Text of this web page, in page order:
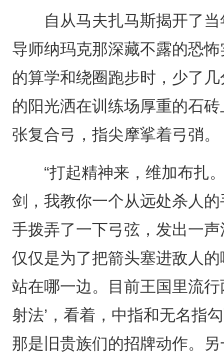
自从马夫扎马斯揭开了当
导师纳玛克那深藏不露的恐
的算学和绕圈跑步时，少了
的阳光洒在训练场厚重的石
张复合弓，指尖摩挲着弓弰。
“打起精神来，维加布扎。
剑，我教你一个从远处杀人
手拨弄了一下弓弦，发出一
仅仅是为了把箭头塞进敌人
站在哪一边。目前王国里流
射法’，看着，中指和无名指
那是旧贵族们的招牌动作。